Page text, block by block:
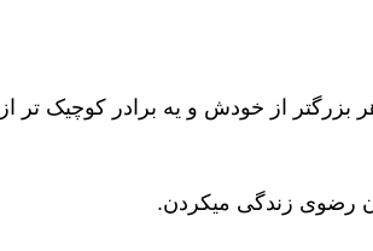
رضوی زندگی میکردن.